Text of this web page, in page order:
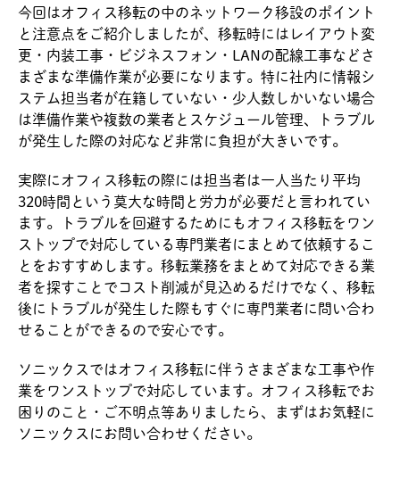
今回はオフィス移転の中のネットワーク移設のポイント
と注意点をご紹介しましたが、移転時にはレイアウト変
更・内装工事・ビジネスフォン・LANの配線工事などさ
まざまな準備作業が必要になります。特に社内に情報シ
ステム担当者が在籍していない・少人数しかいない場合
は準備作業や複数の業者とスケジュール管理、トラブル
が発生した際の対応など非常に負担が大きいです。
実際にオフィス移転の際には担当者は一人当たり平均
320時間という莫大な時間と労力が必要だと言われてい
ます。トラブルを回避するためにもオフィス移転をワン
ストップで対応している専門業者にまとめて依頼するこ
とをおすすめします。移転業務をまとめて対応できる業
者を探すことでコスト削減が見込めるだけでなく、移転
後にトラブルが発生した際もすぐに専門業者に問い合わ
せることができるので安心です。
ソニックスではオフィス移転に伴うさまざまな工事や作
業をワンストップで対応しています。オフィス移転でお
困りのこと・ご不明点等ありましたら、まずはお気軽に
ソニックスにお問い合わせください。